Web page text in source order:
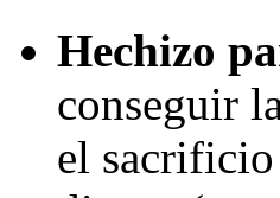
Hechizo
conseguir
el sacrificio